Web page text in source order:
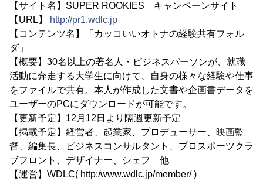
【サイト名】SUPER ROOKIES キャンペーンサイト
【URL】
http://pr1.wdlc.jp
【コンテンツ名】「カッコいいオトナの経験共有フォル
ダ」
【概要】30名以上の著名人・ビジネスパーソンが、就職
活動に奔走する大学生に向けて、自身の様々な経験や仕事
をファイルで共有。本人が作成した文書や企画書データを
ユーザーのPCにダウンロードが可能です。
【更新予定】12月12日より隔週更新予定
【掲載予定】経営者、起業家、プロデューサー、映画監
督、編集長、ビジネスコンサルタント、プロスポーツクラ
ブフロント、デザイナー、シェフ 他
【運営】WDLC( http:/www.wdlc.jp/member/ )